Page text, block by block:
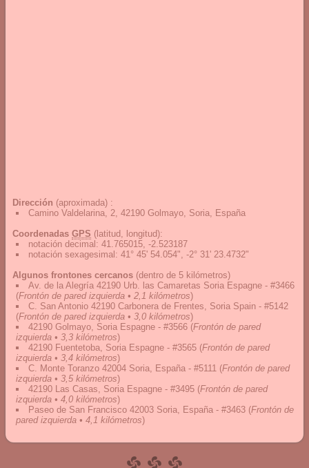
Dirección (aproximada) :
Camino Valdelarina, 2, 42190 Golmayo, Soria, España
Coordenadas GPS (latitud, longitud):
notación decimal : 41.765015, -2.523187
notación sexagesimal : 41° 45' 54.054", -2° 31' 23.4732"
Algunos frontones cercanos (dentro de 5 kilómetros)
Av. de la Alegría 42190 Urb. las Camaretas Soria Espagne - #3466
(Frontón de pared izquierda • 2,1 kilómetros)
C. San Antonio 42190 Carbonera de Frentes, Soria Spain - #5142
(Frontón de pared izquierda • 3,0 kilómetros)
42190 Golmayo, Soria Espagne - #3566 (Frontón de pared
izquierda • 3,3 kilómetros)
42190 Fuentetoba, Soria Espagne - #3565 (Frontón de pared
izquierda • 3,4 kilómetros)
C. Monte Toranzo 42004 Soria, España - #5111 (Frontón de pared
izquierda • 3,5 kilómetros)
42190 Las Casas, Soria Espagne - #3495 (Frontón de pared
izquierda • 4,0 kilómetros)
Paseo de San Francisco 42003 Soria, España - #3463 (Frontón de
pared izquierda • 4,1 kilómetros)